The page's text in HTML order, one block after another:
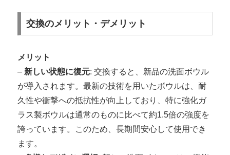
交換のメリット・デメリット
メリット
– 新しい状態に復元: 交換すると、新品の洗面ボウル
が導入されます。最新の技術を用いたボウルは、耐
久性や衝撃への抵抗性が向上しており、特に強化ガ
ラス製ボウルは通常のものに比べて約1.5倍の強度を
誇っています。このため、長期間安心して使用でき
ます。